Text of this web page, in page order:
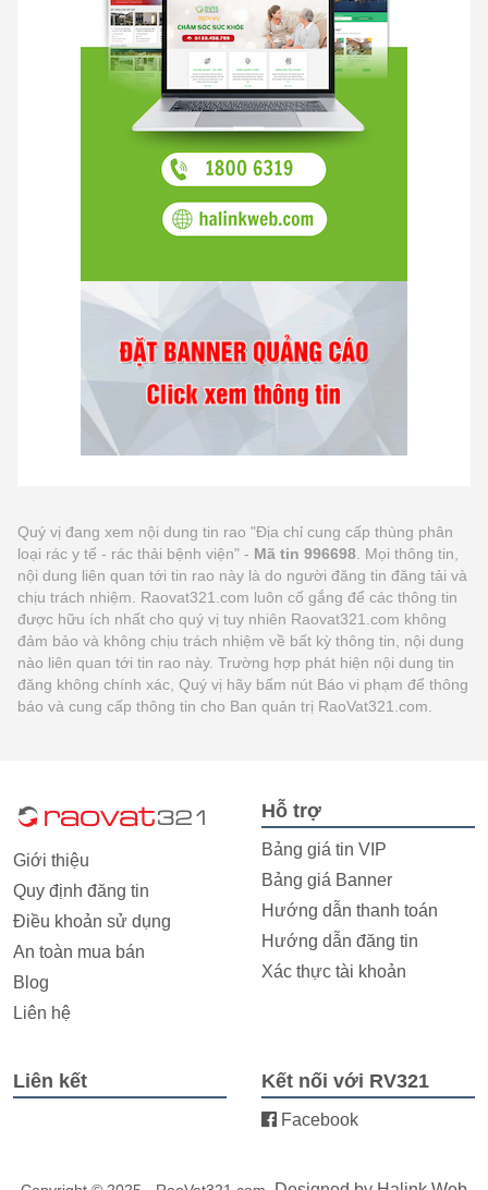
Quý vị đang xem nội dung tin rao "Địa chỉ cung cấp thùng phân
loại rác y tế - rác thải bệnh viện" - Mã tin 996698 . Mọi thông tin,
nội dung liên quan tới tin rao này là do người đăng tin đăng tải và
chịu trách nhiệm. Raovat321.com luôn cố gắng để các thông tin
được hữu ích nhất cho quý vị tuy nhiên Raovat321.com không
đảm bảo và không chịu trách nhiệm về bất kỳ thông tin, nội dung
nào liên quan tới tin rao này. Trường hợp phát hiện nội dung tin
đăng không chính xác, Quý vị hãy bấm nút Báo vi phạm để thông
báo và cung cấp thông tin cho Ban quản trị RaoVat321.com.
Giới thiệu
Quy định đăng tin
Điều khoản sử dụng
An toàn mua bán
Blog
Liên hệ
Hỗ trợ
Bảng giá tin VIP
Bảng giá Banner
Hướng dẫn thanh toán
Hướng dẫn đăng tin
Xác thực tài khoản
Liên kết Kết nối với RV321
Facebook